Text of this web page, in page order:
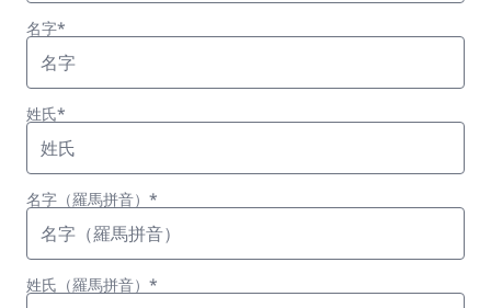
名字*
姓氏*
名字（羅馬拼音）*
姓氏（羅馬拼音）*